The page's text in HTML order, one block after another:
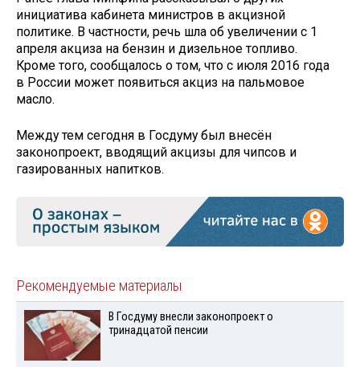
инициатива кабинета министров в акцизной
политике. В частности, речь шла об увеличении с 1
апреля акциза на бензин и дизельное топливо.
Кроме того, сообщалось о том, что с июля 2016 года
в России может появиться акциз на пальмовое
масло.
Между тем сегодня в Госдуму был внесён
законопроект, вводящий акцизы для чипсов и
газированных напитков.
Рекомендуемые материалы
В Госдуму внесли законопроект о
тринадцатой пенсии